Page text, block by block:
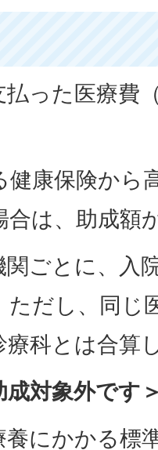
払った医療費
健康保険から
合は、助成額
関ごとに、入
ただし、同じ
療科とは合算
成対象外です
養にかかる標